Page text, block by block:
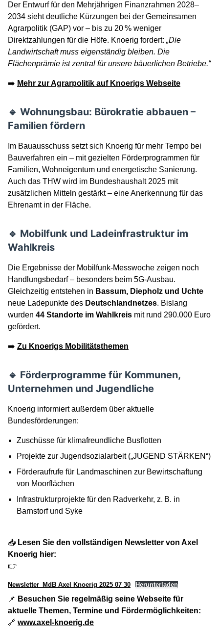
Der Entwurf für den Mehrjährigen Finanzrahmen 2028–
2034 sieht deutliche Kürzungen bei der Gemeinsamen
Agrarpolitik (GAP) vor – bis zu 20 % weniger
Direktzahlungen für die Höfe. Knoerig fordert: „Die
Landwirtschaft muss eigenständig bleiben. Die
Flächenprämie ist zentral für unsere bäuerlichen Betriebe.“
➡️ Mehr zur Agrarpolitik auf Knoerigs Webseite
🔹 Wohnungsbau: Bürokratie abbauen –
Familien fördern
Im Bauausschuss setzt sich Knoerig für mehr Tempo bei
Bauverfahren ein – mit gezielten Förderprogrammen für
Familien, Wohneigentum und energetische Sanierung.
Auch das THW wird im Bundeshaushalt 2025 mit
zusätzlichen Mitteln gestärkt – eine Anerkennung für das
Ehrenamt in der Fläche.
🔹 Mobilfunk und Ladeinfrastruktur im
Wahlkreis
Die Ergebnisse der Mobilfunk-Messwoche zeigen noch
Handlungsbedarf – besonders beim 5G-Ausbau.
Gleichzeitig entstehen in Bassum, Diepholz und Uchte
neue Ladepunkte des Deutschlandnetzes. Bislang
wurden 44 Standorte im Wahlkreis mit rund 290.000 Euro
gefördert.
➡️ Zu Knoerigs Mobilitätsthemen
🔹 Förderprogramme für Kommunen,
Unternehmen und Jugendliche
Knoerig informiert außerdem über aktuelle
Bundesförderungen:
Zuschüsse für klimafreundliche Busflotten
Projekte zur Jugendsozialarbeit („JUGEND STÄRKEN“)
Förderaufrufe für Landmaschinen zur Bewirtschaftung
von Moorflächen
Infrastrukturprojekte für den Radverkehr, z. B. in
Barnstorf und Syke
📥 Lesen Sie den vollständigen Newsletter von Axel
Knoerig hier:
👉
Newsletter_MdB Axel Knoerig 2025 07 30 Herunterladen
📌 Besuchen Sie regelmäßig seine Webseite für
aktuelle Themen, Termine und Fördermöglichkeiten:
🔗 www.axel-knoerig.de